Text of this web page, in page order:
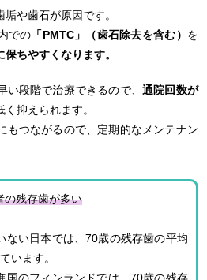
や歯石が原因です。
での 「PMTC」（歯石除去を含む） を
保ちやすくなります。
い段階で治療できるので、通院回数が
く抑えられます。
もつながるので、定期的なメンテナン
の残存歯が多い
ない日本では、70歳の残存歯の平均
います。